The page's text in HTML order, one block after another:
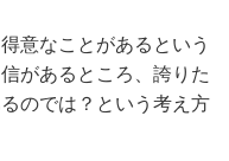
意なことがあるという
があるところ、誇りた
のでは？という考え方